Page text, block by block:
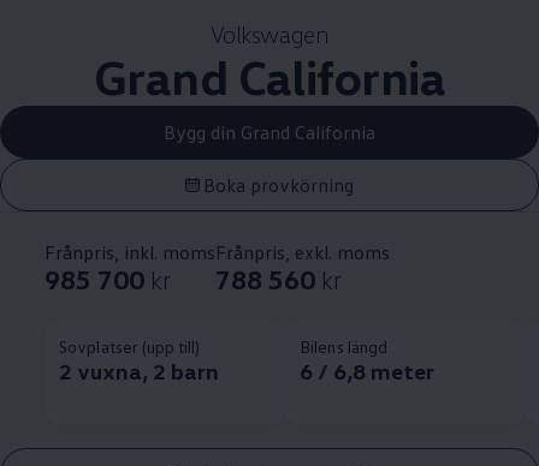
Volkswagen
Grand California
Bygg din Grand California
Boka provkörning
Frånpris, inkl. moms
985 700 kr
Frånpris, exkl. moms
788 560 kr
Sovplatser (upp till)
2 vuxna, 2 barn
Bilens längd
6 / 6,8 meter